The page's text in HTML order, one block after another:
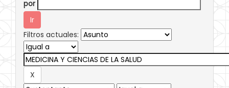
por
Filtros actuales: